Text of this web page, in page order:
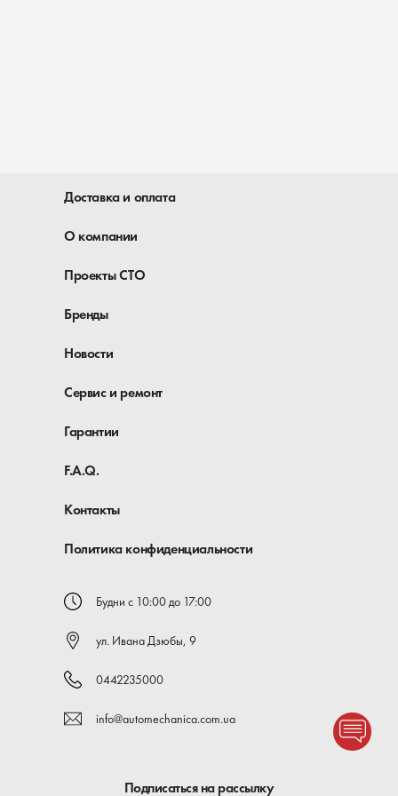
Доставка и оплата
О компании
Проекты СТО
Бренды
Новости
Сервис и ремонт
Гарантии
F.A.Q.
Контакты
Политика конфиденциальности
Будни с 10:00 до 17:00
ул. Ивана Дзюбы, 9
0442235000
info@automechanica.com.ua
Подписаться на рассылку